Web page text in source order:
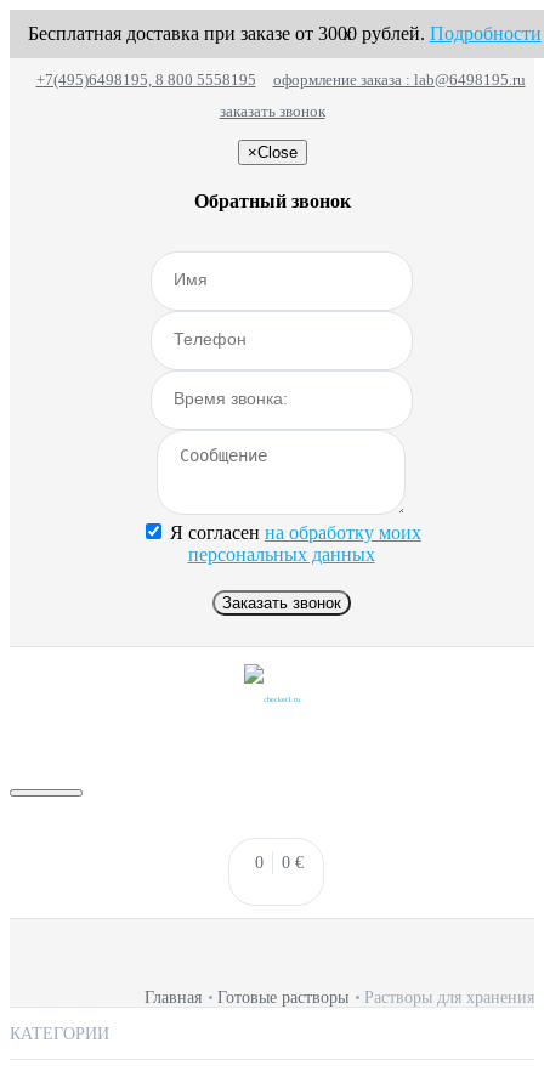
Бесплатная доставка при заказе от 3000 рублей. Подробности
x
+7(495)6498195, 8 800 5558195
оформление заказа : lab@6498195.ru
заказать звонок
×Close
Обратный звонок
Я согласен на обработку моих
персональных данных
Заказать звонок
CHECKER
0 0 €
Главная Готовые растворы
Растворы для хранения
КАТЕГОРИИ